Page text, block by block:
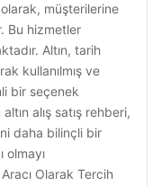
müşterilerine
Bu hizmetler
Altın, tarih
kullanılmış ve
bir seçenek
alış satış rehberi,
daha bilinçli bir
olmayı
Olarak Tercih